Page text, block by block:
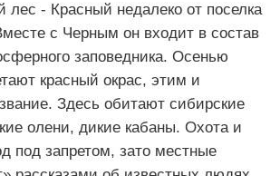
лес - Красный недалеко от поселка
с Черным он входит в состав
заповедника. Осенью
красный окрас, этим и
Здесь обитают сибирские
олени, дикие кабаны. Охота и
под запретом, зато местные